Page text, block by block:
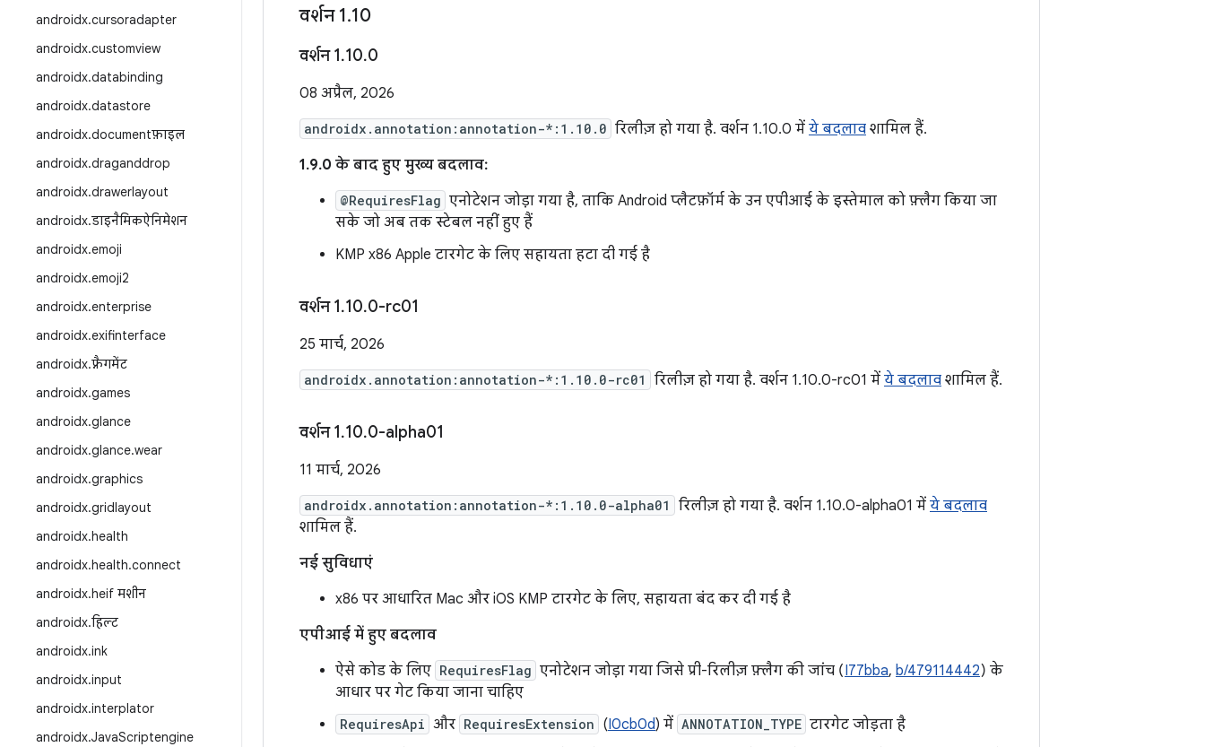
androidx.cursoradapter
androidx.customview
androidx.databinding
androidx.datastore
androidx.documentफ़ाइल
androidx.draganddrop
androidx.drawerlayout
androidx.डाइनैमिकऐनिमेशन
androidx.emoji
androidx.emoji2
androidx.enterprise
androidx.exifinterface
androidx.फ़्रैगमेंट
androidx.games
androidx.glance
androidx.glance.wear
androidx.graphics
androidx.gridlayout
androidx.health
androidx.health.connect
androidx.heif मशीन
androidx.हिल्ट
androidx.ink
androidx.input
androidx.interplator
androidx.JavaScriptengine
वर्शन 1.10
वर्शन 1.10.0
08 अप्रैल, 2026
androidx.annotation:annotation-*:1.10.0 रिलीज़ हो गया है. वर्शन 1.10.0 में ये बदलाव शामिल हैं.
1.9.0 के बाद हुए मुख्य बदलाव:
@RequiresFlag एनोटेशन जोड़ा गया है, ताकि Android प्लैटफ़ॉर्म के उन एपीआई के इस्तेमाल को फ़्लैग किया जा
सके जो अब तक स्टेबल नहीं हुए हैं
KMP x86 Apple टारगेट के लिए सहायता हटा दी गई है
वर्शन 1.10.0-rc01
25 मार्च, 2026
androidx.annotation:annotation-*:1.10.0-rc01 रिलीज़ हो गया है. वर्शन 1.10.0-rc01 में ये बदलाव शामिल हैं.
वर्शन 1.10.0-alpha01
11 मार्च, 2026
androidx.annotation:annotation-*:1.10.0-alpha01 रिलीज़ हो गया है. वर्शन 1.10.0-alpha01 में ये बदलाव
शामिल हैं.
नई सुविधाएं
x86 पर आधारित Mac और iOS KMP टारगेट के लिए, सहायता बंद कर दी गई है
एपीआई में हुए बदलाव
ऐसे कोड के लिए RequiresFlag एनोटेशन जोड़ा गया जिसे प्री-रिलीज़ फ़्लैग की जांच (I77bba, b/479114442) के
आधार पर गेट किया जाना चाहिए
RequiresApi और RequiresExtension (I0cb0d) में ANNOTATION_TYPE टारगेट जोड़ता है